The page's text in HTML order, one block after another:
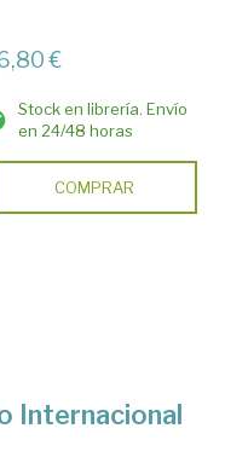
€
Stock en librería. Envío
en 24/48 horas
COMPRAR
Internacional